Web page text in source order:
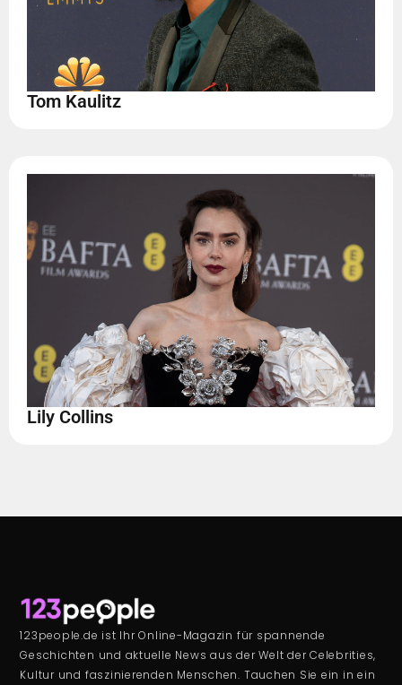
Tom Kaulitz
Lily Collins
123people.de ist Ihr Online-Magazin für spannende
Geschichten und aktuelle News aus der Welt der Celebrities,
Kultur und faszinierenden Menschen. Tauchen Sie ein in ein